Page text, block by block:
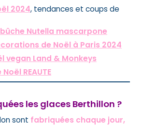
2024, tendances et coups de
bûche Nutella mascarpone
de Noël à Paris 2024
vegan Land & Monkeys
REAUTE
les glaces Berthillon ?
sont fabriquées chaque jour,